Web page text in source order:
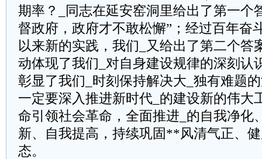
期率？_同志在延安窑洞里给出了第一个
督政府，政府才不敢松懈”；经过百年奋
以来新的实践，我们_又给出了第二个答
动体现了我们_对自身建设规律的深刻认
彰显了我们_时刻保持解决大_独有难题
一定要深入推进新时代_的建设新的伟大
命引领社会革命，全面推进_的自我净化
新、自我提高，持续巩固**风清气正、
态。